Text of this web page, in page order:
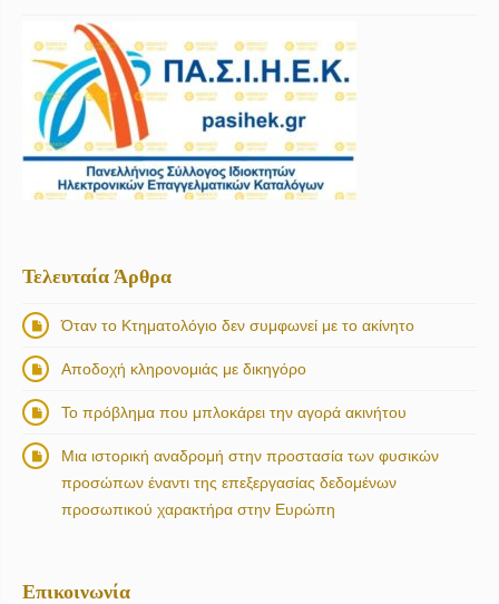
Τελευταία Άρθρα
Όταν το Κτηματολόγιο δεν συμφωνεί με το ακίνητο
Αποδοχή κληρονομιάς με δικηγόρο
Το πρόβλημα που μπλοκάρει την αγορά ακινήτου
Μια ιστορική αναδρομή στην προστασία των φυσικών
προσώπων έναντι της επεξεργασίας δεδομένων
προσωπικού χαρακτήρα στην Ευρώπη
Επικοινωνία